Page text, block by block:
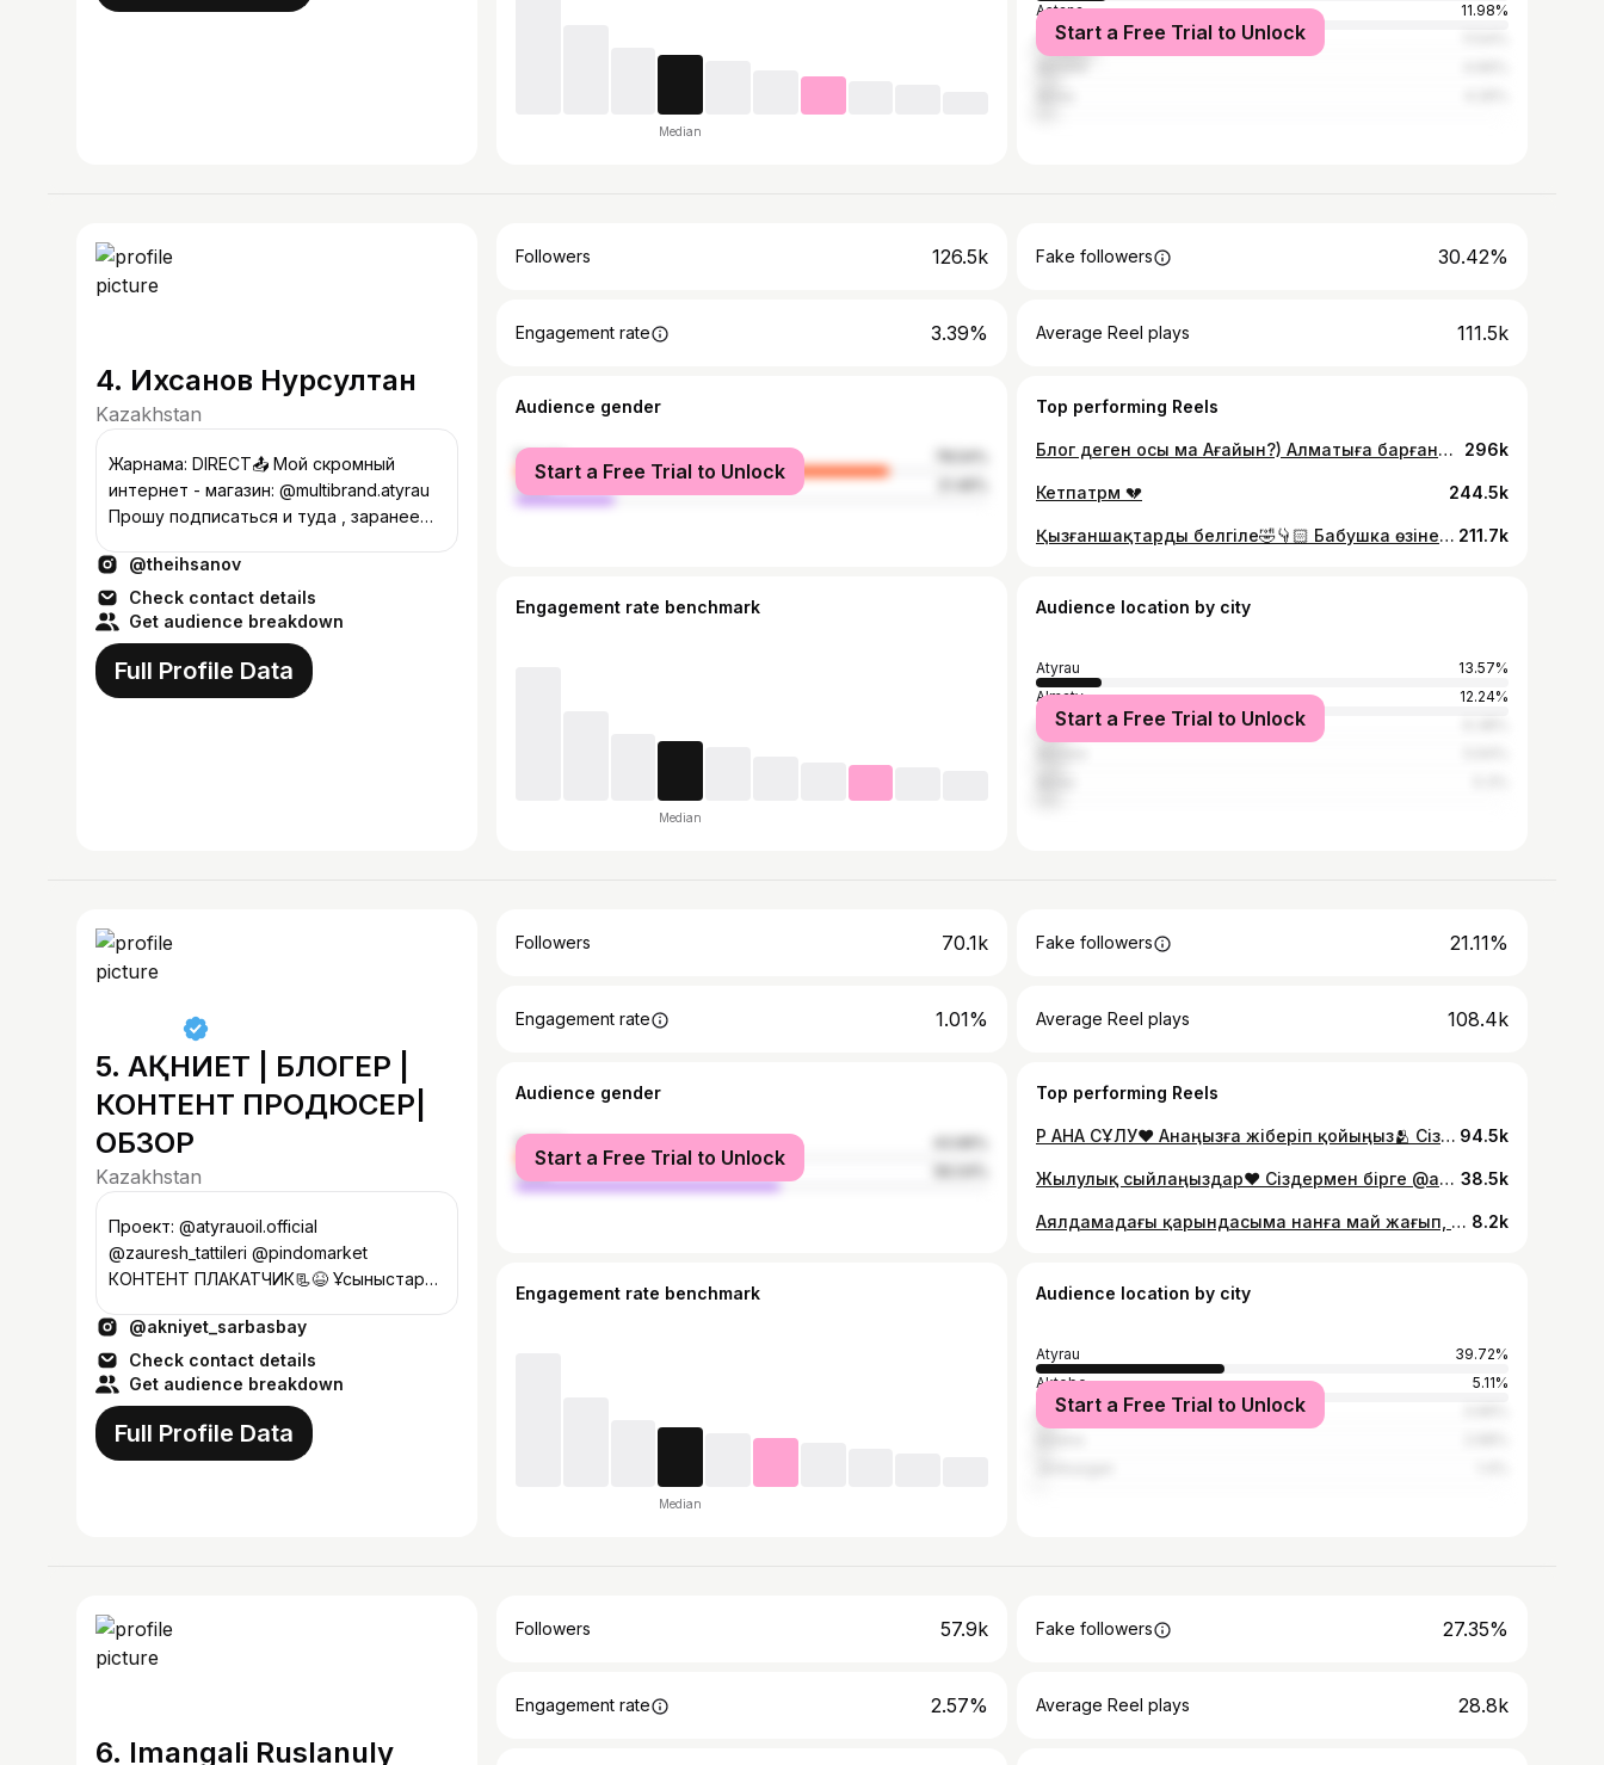
Median
Astana
11.98%
Atyrau
Start a Free Trial to Unlock
4. Ихсанов Нурсултан
Kazakhstan
Жарнама: DIRECT📤 Мой скромный
интернет - магазин: @multibrand.atyrau
Прошу подписаться и туда , заранее
@tatti__muz
@theihsanov
Check contact details
Get audience breakdown
Full Profile Data
Followers 126.5k Fake followers 30.42%
Engagement rate 3.39% Average Reel plays 111.5k
Audience gender
female
male
Start a Free Trial to Unlock
Top performing Reels
Блог деген осы ма Ағайын?) Алматыға барғанды қазір салып жатырмын👌 296k
Кетпатрм 💔 244.5k
Қызғаншақтарды белгіле🤣👇🏻 Бабушка өзіне көп алады ей👵🏻😂 211.7k
Engagement rate benchmark
Median
Audience location by city
Atyrau
13.57%
Almaty
12.24%
Astana
Start a Free Trial to Unlock
5. АҚНИЕТ | БЛОГЕР |
КОНТЕНТ ПРОДЮСЕР|
ОБЗОР
Kazakhstan
Проект: @atyrauoil.official
@zauresh_tattileri @pindomarket
КОНТЕНТ ПЛАКАТЧИК📃😆 Ұсыныстар
@akniyet_sarbasbay
Check contact details
Get audience breakdown
Full Profile Data
Followers 70.1k Fake followers 21.11%
Engagement rate 1.01% Average Reel plays 108.4k
Audience gender
female
male
Start a Free Trial to Unlock
Top performing Reels
ӘР АНА СҰЛУ❤️ Анаңызға жіберіп қойыңыз🫂 Сіздермен бірге @akniyet_sarbasbay 94.5k
Жылулық сыйлаңыздар❤️ Сіздермен бірге @akniyet_sarbasbay 38.5k
Аялдамадағы қарындасыма нанға май жағып, қолына қара шайын беріп, көңіл күй сыйладық🙌🏼 Сіздермен бірге @akniyet_sarbasbay 8.2k
Engagement rate benchmark
Median
Audience location by city
Atyrau
39.72%
Aktobe
5.11%
Almaty
Start a Free Trial to Unlock
6. Imangali Ruslanuly
Followers 57.9k Fake followers 27.35%
Engagement rate 2.57% Average Reel plays 28.8k